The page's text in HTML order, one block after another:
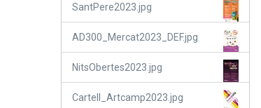
SantPere2023.jpg
AD300_Mercat2023_DEF.jpg
NitsObertes2023.jpg
Cartell_Artcamp2023.jpg